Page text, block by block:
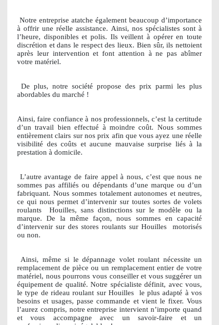
Notre entreprise atatche également beaucoup d’importance
à offrir une réelle assistance. Ainsi, nos spécialistes sont à
l’heure, disponibles et polis. Ils veillent à opérer en toute
discrétion et dans le respect des lieux. Bien sûr, ils nettoient
après leur intervention et font attention à ne pas abîmer
votre matériel.
De plus, notre société propose des prix parmi les plus
abordables du marché !
Ainsi, faire confiance à nos professionnels, c’est la certitude
d’un travail bien effectué à moindre coût. Nous sommes
entièrement clairs sur nos prix afin que vous ayez une réelle
visibilité des coûts et aucune mauvaise surprise liés à la
prestation à domicile.
L’autre avantage de faire appel à nous, c’est que nous ne
sommes pas affiliés ou dépendants d’une marque ou d’un
fabriquant. Nous sommes totalement autonomes et neutres,
ce qui nous permet d’intervenir sur toutes sortes de volets
roulants
Houilles, sans distinctions sur le modèle ou la
marque. De la même façon, nous sommes en capacité
d’intervenir sur des stores roulants sur Houilles
motorisés
ou non.
Ainsi, même si le dépannage volet roulant nécessite un
remplacement de pièce ou un remplacement entier de votre
matériel, nous pourrons vous conseiller et vous suggérer un
équipement de qualité. Notre spécialiste définit, avec vous,
le type de rideau roulant sur Houilles
le plus adapté à vos
besoins et usages, passe commande et vient le fixer. Vous
l’aurez compris, notre entreprise intervient n’importe quand
et vous accompagne avec un savoir-faire et un